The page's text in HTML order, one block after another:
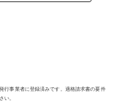
行事業者に登録済みです。適格請求書の要件
い。